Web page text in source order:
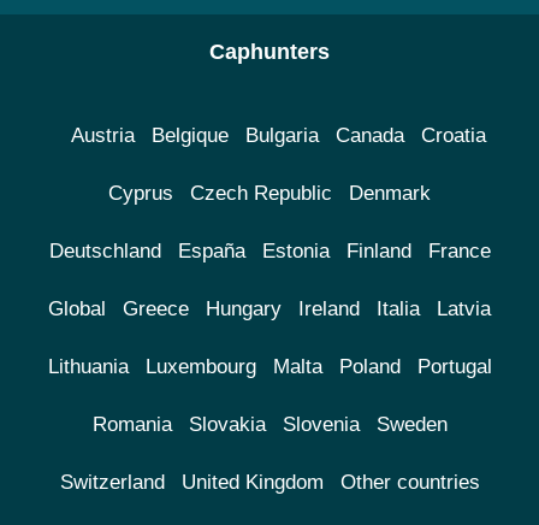
Caphunters
Austria Belgique Bulgaria Canada Croatia
Cyprus Czech Republic Denmark
Deutschland España Estonia Finland France
Global Greece Hungary Ireland Italia Latvia
Lithuania Luxembourg Malta Poland Portugal
Romania Slovakia Slovenia Sweden
Switzerland United Kingdom Other countries